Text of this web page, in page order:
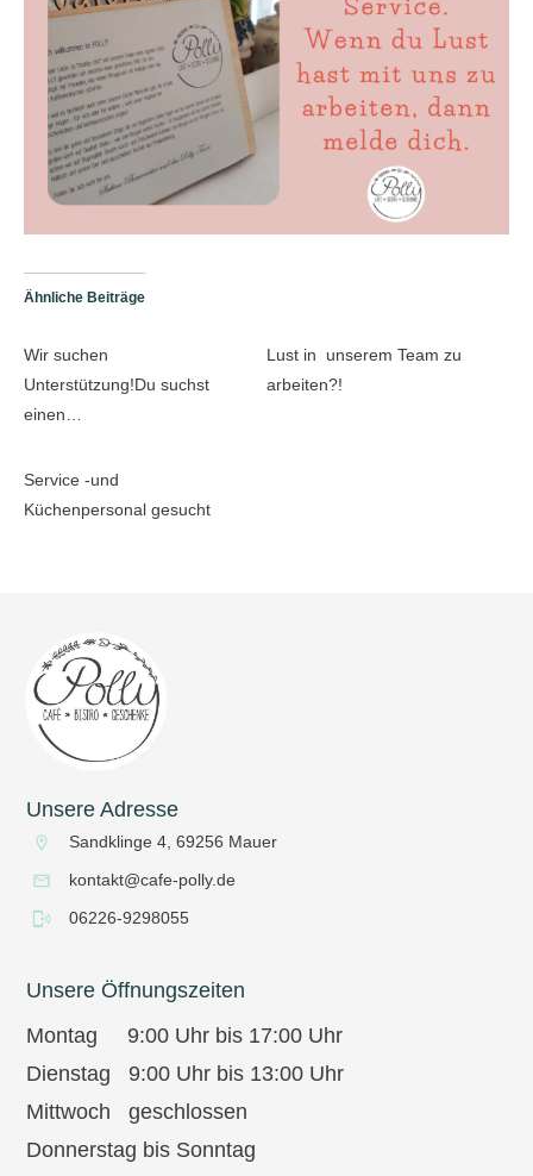
Ähnliche Beiträge
Wir suchen
Unterstützung!Du suchst
einen…
Lust in unserem Team zu
arbeiten?!
Service -und
Küchenpersonal gesucht
Unsere Adresse
Sandklinge 4, 69256 Mauer
kontakt@cafe-polly.de
06226-9298055
Unsere Öffnungszeiten
Montag 9:00 Uhr bis 17:00 Uhr
Dienstag 9:00 Uhr bis 13:00 Uhr
Mittwoch geschlossen
Donnerstag bis Sonntag